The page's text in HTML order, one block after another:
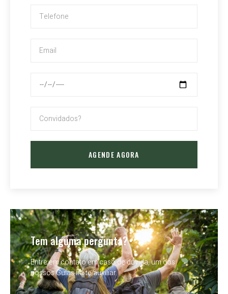
AGENDE AGORA
Tem alguma pergunta?
Entre em contato em caso de dúvida, um dos
nossos Guias irá te auxiliar.